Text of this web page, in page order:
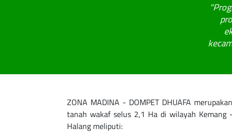
ZONA MADINA - DOMPET DHUAFA
tanah wakaf selus 2,1 Ha di wilayah Kemang